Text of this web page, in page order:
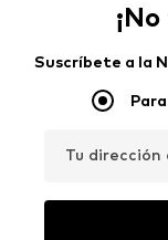
Suscríbete a la
Tu